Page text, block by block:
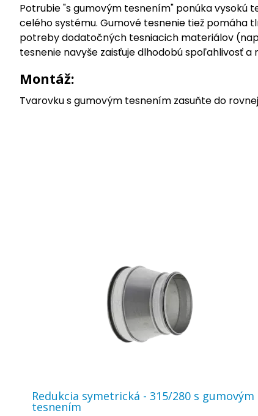
Potrubie "s gumovým tesnením" ponúka vysokú
celého systému. Gumové tesnenie tiež pomáha
potreby dodatočných tesniacich materiálov
tesnenie navyše zaisťuje dlhodobú spoľahlivosť a
Montáž:
Tvarovku s gumovým tesnením zasuňte do
Redukcia symetrická - 315/280 s gumovým
tesnením